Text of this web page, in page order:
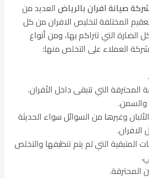
صيانة افران بالرياض العديد من
المختلفة لتخليص الافران من كل
الضارة التي تتراكم بها، ومن أنواع
العملاء على التخلص منها:
المحترقة التي تتبقى داخل الأفران.
والسمن.
وغيرها من السوائل سواء الحديثة
الافران.
المتبقية التي لم يتم تنظيفها والتخلص
المحترقة.